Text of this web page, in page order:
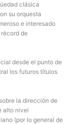
clásica
su orquesta
e interesado
de
desde el punto de
los futuros títulos
la dirección de
alto nivel
(por lo general de